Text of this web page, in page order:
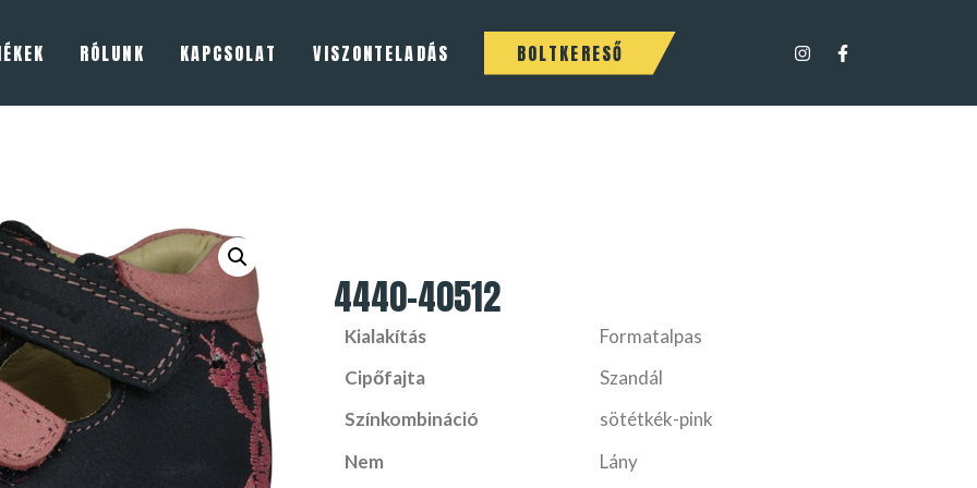
RÓLUNK KAPCSOLAT VISZONTELADÁS BOLTKERESŐ
4440-40512
Kialakítás
Formatalpas
Cipőfajta
Szandál
Színkombináció
sötétkék-pink
Nem
Lány